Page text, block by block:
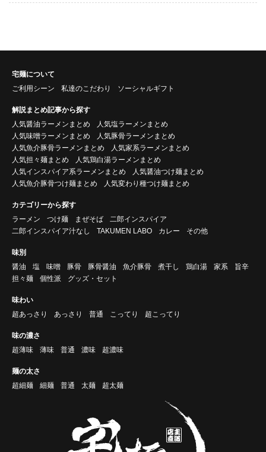
宅麺について
ご利用シーン
私達のこだわり ソーシャルギフト
解説まとめ記事から探す
人気醤油ラーメンまとめ
人気塩ラーメンまとめ
人気味噌ラーメンまとめ
人気豚骨ラーメンまとめ
人気魚介豚骨ラーメンまとめ
人気家系ラーメンまとめ
人気担々麺まとめ
人気鶏白湯ラーメンまとめ
人気インスパイア系ラーメンまとめ
人気醤油つけ麺まとめ
人気魚介豚骨つけ麺まとめ
人気変わり種つけ麺まとめ
カテゴリーから探す
ラーメン
つけ麺 まぜそば
二郎インスパイア
二郎インスパイア汁なし
TAKUMEN LABO カレー その他
味別
醤油
塩 味噌 豚骨 豚骨醤油 魚介豚骨 煮干し 鶏白湯 家系
旨辛
担々麺
個性派 グッズ・セット
味わい
超あっさり
あっさり 普通 こってり 超こってり
味の濃さ
超薄味
薄味 普通 濃味 超濃味
麺の太さ
超細麺
細麺 普通 太麺 超太麺